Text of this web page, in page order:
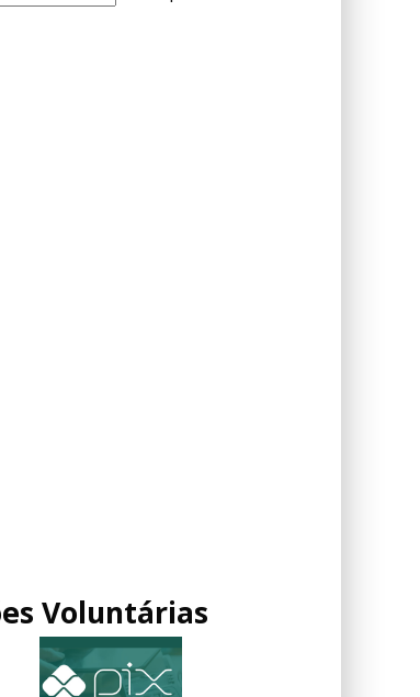
Voluntárias